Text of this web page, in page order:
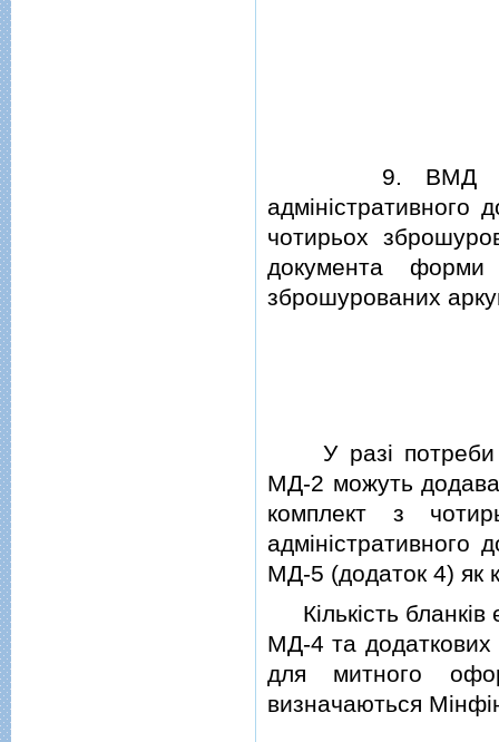
9. ВМД
адмiнiстративного
чотирьох
документа
зброшурованих
У разi потреби
МД-2 можуть
комплект з
МД-5 (додаток 4) як
Кiлькiсть бланкiв
МД-4 та
для митного
визначаються